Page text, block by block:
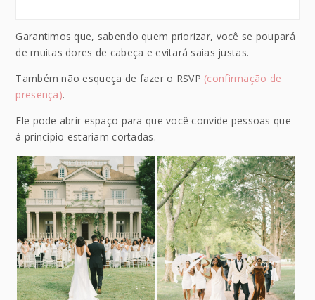
Garantimos que, sabendo quem priorizar, você se poupará
de muitas dores de cabeça e evitará saias justas.
Também não esqueça de fazer o RSVP (confirmação de
presença).
Ele pode abrir espaço para que você convide pessoas que
à princípio estariam cortadas.